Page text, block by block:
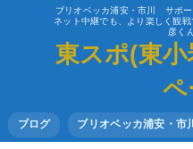
ブリオベッカ浦安・市川 サポ
ネット中継でも、より楽しく観
彦く
東スポ(東
ペ
ブログ ブリオベッカ浦安・